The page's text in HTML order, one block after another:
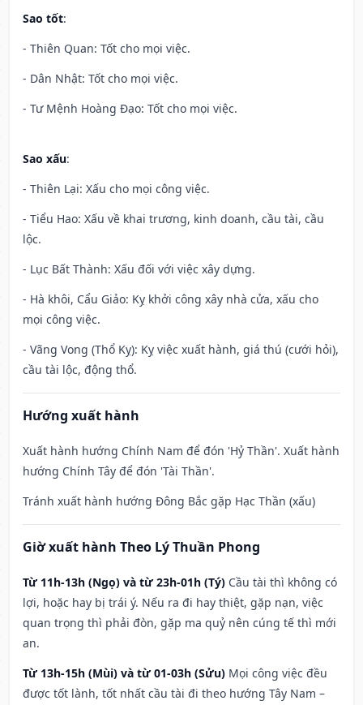
Sao tốt:
- Thiên Quan: Tốt cho mọi việc.
- Dân Nhật: Tốt cho mọi việc.
- Tư Mệnh Hoàng Đạo: Tốt cho mọi việc.
Sao xấu:
- Thiên Lại: Xấu cho mọi công việc.
- Tiểu Hao: Xấu về khai trương, kinh doanh, cầu tài, cầu
lộc.
- Lục Bất Thành: Xấu đối với việc xây dựng.
- Hà khôi, Cẩu Giảo: Kỵ khởi công xây nhà cửa, xấu cho
mọi công việc.
- Vãng Vong (Thổ Kỵ): Kỵ việc xuất hành, giá thú (cưới hỏi),
cầu tài lộc, động thổ.
Hướng xuất hành
Xuất hành hướng Chính Nam để đón 'Hỷ Thần'. Xuất hành
hướng Chính Tây để đón 'Tài Thần'.
Tránh xuất hành hướng Đông Bắc gặp Hạc Thần (xấu)
Giờ xuất hành Theo Lý Thuần Phong
Từ 11h-13h (Ngọ) và từ 23h-01h (Tý) Cầu tài thì không có
lợi, hoặc hay bị trái ý. Nếu ra đi hay thiệt, gặp nạn, việc
quan trọng thì phải đòn, gặp ma quỷ nên cúng tế thì mới
an.
Từ 13h-15h (Mùi) và từ 01-03h (Sửu) Mọi công việc đều
được tốt lành, tốt nhất cầu tài đi theo hướng Tây Nam –